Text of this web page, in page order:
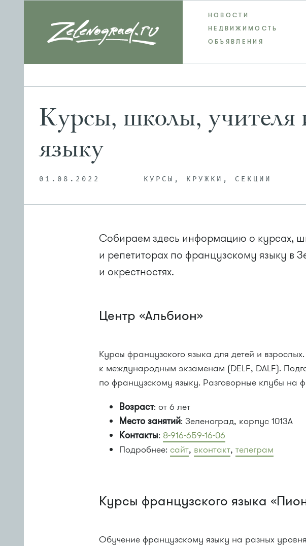
НОВОСТИ
НЕДВИЖИМОСТЬ
ОБЪЯВЛЕНИЯ
Курсы, школы, учителя
языку
01.08.2022 КУРСЫ, КРУЖКИ, СЕКЦИИ
Собираем здесь информацию о курсах,
и репетиторах по французскому языку в
и окрестностях.
Центр «Альбион»
Курсы французского языка для детей и
к международным экзаменам (DELF, DALF).
по французскому языку. Разговорные клубы на
Возраст: от 6 лет
Место занятий: Зеленоград, корпус 1013А
Контакты: 8-916-659-16-06
Подробнее: сайт, вконтакт,телеграм
Курсы французского языка
Обучение французскому языку на разных